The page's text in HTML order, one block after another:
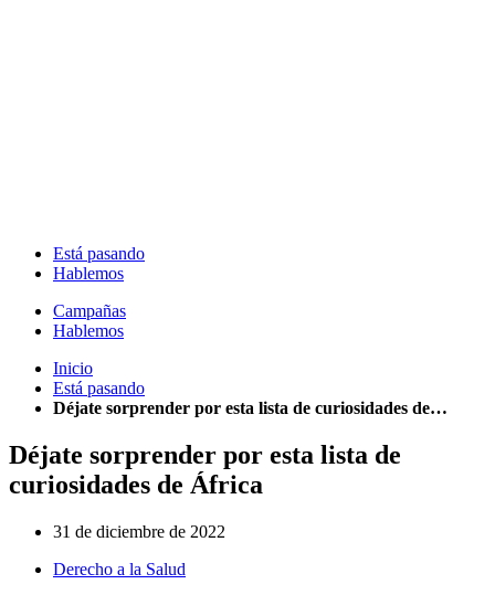
Está pasando
Hablemos
Campañas
Hablemos
Inicio
Está pasando
Déjate sorprender por esta lista de curiosidades de…
Déjate sorprender por esta lista de
curiosidades de África
31 de diciembre de 2022
Derecho a la Salud